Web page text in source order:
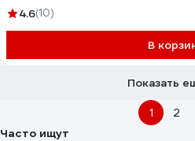
4.6(10)
В
Показать
1 2
Часто ищут